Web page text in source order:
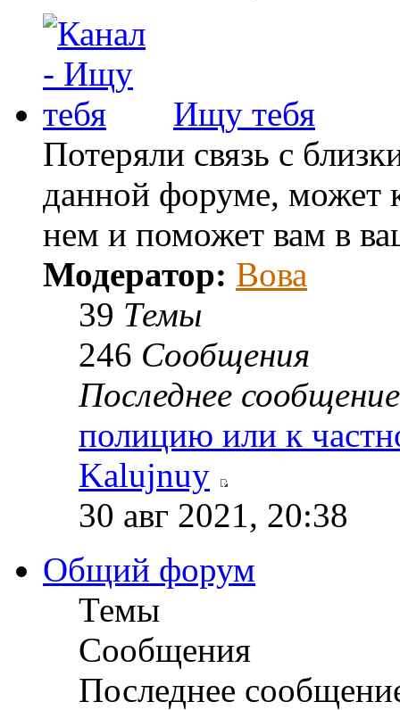
Ищу тебя
Потеряли связь с
данной форуме, может
нем и поможет вам в
Модератор: Вова
39 Темы
246 Сообщения
Последнее сообщение
полицию или к
Kalujnuy
30 авг 2021, 20:38
Общий форум
Темы
Сообщения
Последнее